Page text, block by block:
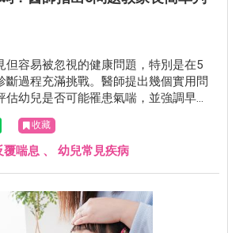
但容易被忽視的健康問題，特別是在5
斷過程充滿挑戰。醫師提出幾個實用問
估幼兒是否可能罹患氣喘，並強調早期
要性。
收藏
覆喘息 、 幼兒常見疾病